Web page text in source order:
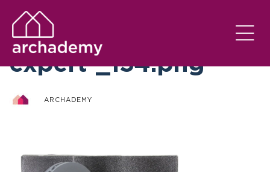
otto-zimmermann-
expert-_154.png
ARCHADEMY